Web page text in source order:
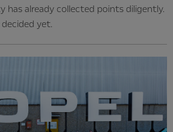
has already collected points diligently.
yet.